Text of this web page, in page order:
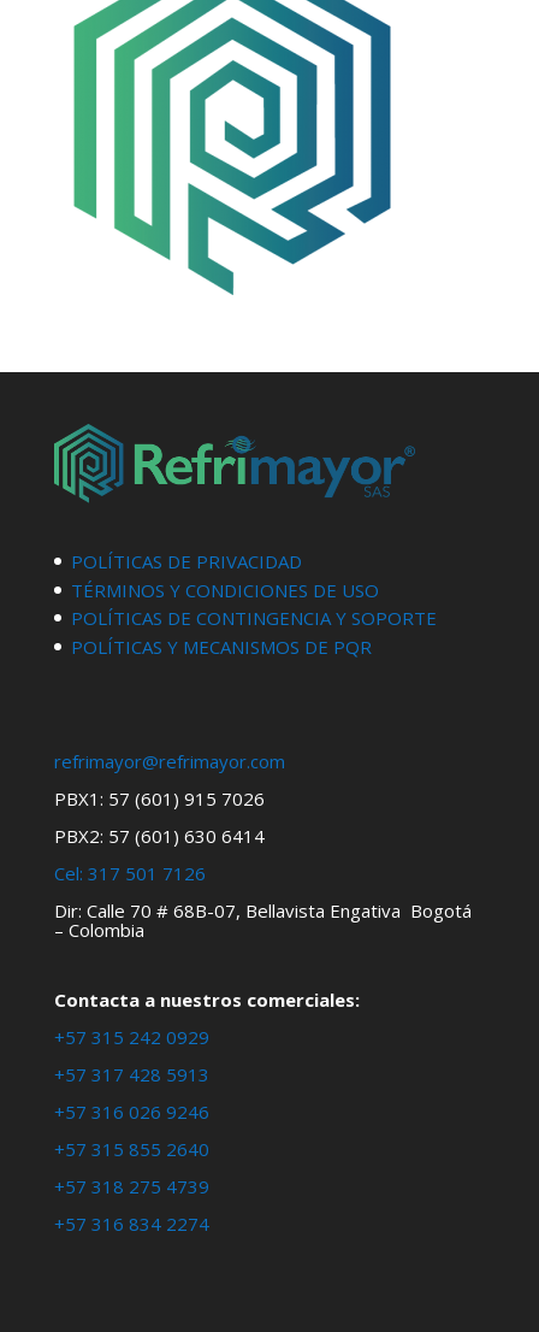
POLÍTICAS DE PRIVACIDAD
TÉRMINOS Y CONDICIONES DE USO
POLÍTICAS DE CONTINGENCIA Y SOPORTE
POLÍTICAS Y MECANISMOS DE PQR
refrimayor@refrimayor.com
PBX1: 57 (601) 915 7026
PBX2: 57 (601) 630 6414
Cel: 317 501 7126
Dir: Calle 70 # 68B-07, Bellavista Engativa Bogotá
– Colombia
Contacta a nuestros comerciales:
+57 315 242 0929
+57 317 428 5913
+57 316 026 9246
+57 315 855 2640
+57 318 275 4739
+57 316 834 2274